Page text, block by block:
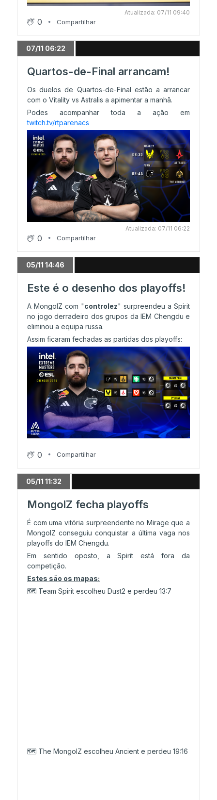
Atualizada: 07/11 09:40
0 Compartilhar
07/11 06:22
Quartos-de-Final arrancam!
Os duelos de Quartos-de-Final estão a arrancar
com o Vitality vs Astralis a apimentar a manhã.
Podes acompanhar toda a ação em
twitch.tv/rtparenacs
Atualizada: 07/11 06:22
0 Compartilhar
05/11 14:46
Este é o desenho dos playoffs!
A MongolZ com "controlez" surpreendeu a Spirit
no jogo derradeiro dos grupos da IEM Chengdu e
eliminou a equipa russa.
Assim ficaram fechadas as partidas dos playoffs:
0 Compartilhar
05/11 11:32
MongolZ fecha playoffs
É com uma vitória surpreendente no Mirage que a
MongolZ conseguiu conquistar a última vaga nos
playoffs do IEM Chengdu.
Em sentido oposto, a Spirit está fora da
competição.
Estes são os mapas:
🗺️ Team Spirit escolheu Dust2 e perdeu 13:7
🗺️ The MongolZ escolheu Ancient e perdeu 19:16